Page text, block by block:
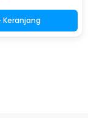
Keranjang